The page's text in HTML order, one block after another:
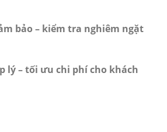
bảo – kiểm tra nghiêm ngặt
lý – tối ưu chi phí cho khách